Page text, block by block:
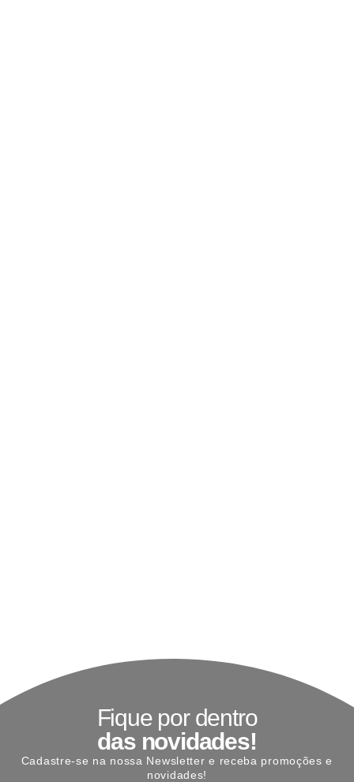
Fique por dentro
das novidades!
Cadastre-se na nossa Newsletter e receba promoções e
novidades!